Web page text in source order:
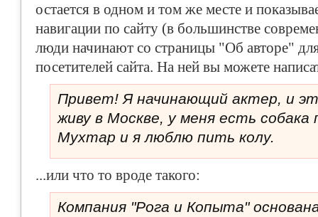
остается в одном и том же месте и
навигации по сайту (в большинстве
люди начинают со страницы "Об авторе"
посетителей сайта. На ней вы можете
Привет! Я начинающий актер, и
живу в Москве, у меня есть собака
Мухтар и я люблю пить колу.
...или что то вроде такого:
Компания "Рога и Копыта"